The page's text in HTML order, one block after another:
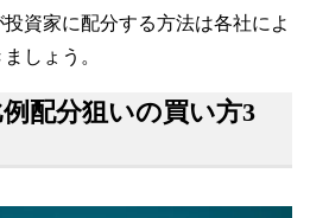
資家に配分する方法は各社によ
しょう。
配分狙いの買い方3